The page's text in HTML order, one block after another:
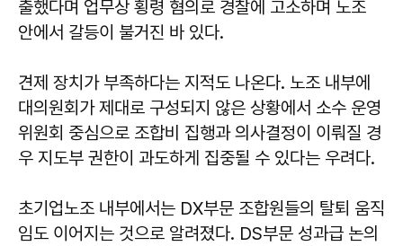
출했다며 업무상 횡령 혐의로 경찰에 고소하며 노조
안에서 갈등이 불거진 바 있다.
견제 장치가 부족하다는 지적도 나온다. 노조 내부에
대의원회가 제대로 구성되지 않은 상황에서 소수 운영
위원회 중심으로 조합비 집행과 의사결정이 이뤄질 경
우 지도부 권한이 과도하게 집중될 수 있다는 우려다.
초기업노조 내부에서는 DX부문 조합원들의 탈퇴 움직
임도 이어지는 것으로 알려졌다. DS부문 성과급 논의